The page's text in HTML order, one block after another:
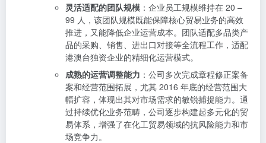
灵活适配的团队规模 ：企业员工规模维持在 20 –
99 人，该团队规模既能保障核心贸易业务的高效
推进，又能降低企业运营成本。团队适配多品类产
品的采购、销售、进出口对接等全流程工作，适配
港澳台独资企业的精细化运营模式。
成熟的运营调整能力 ：公司多次完成章程修正案备
案和经营范围拓展，尤其 2016 年底的经营范围大
幅扩容，体现出其对市场需求的敏锐捕捉能力。通
过持续优化业务范畴，公司逐步构建起多元化的贸
易体系，增强了在化工贸易领域的抗风险能力和市
场竞争力。